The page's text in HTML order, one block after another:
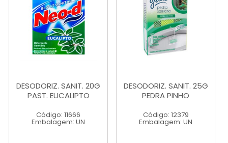
DESODORIZ. SANIT. 20G
PAST. EUCALIPTO
Código: 11666
Embalagem: UN
DESODORIZ. SANIT. 25G
PEDRA PINHO
Código: 12379
Embalagem: UN